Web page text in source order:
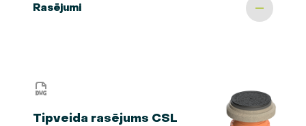
Rasējumi
Tipveida rasējums CSL